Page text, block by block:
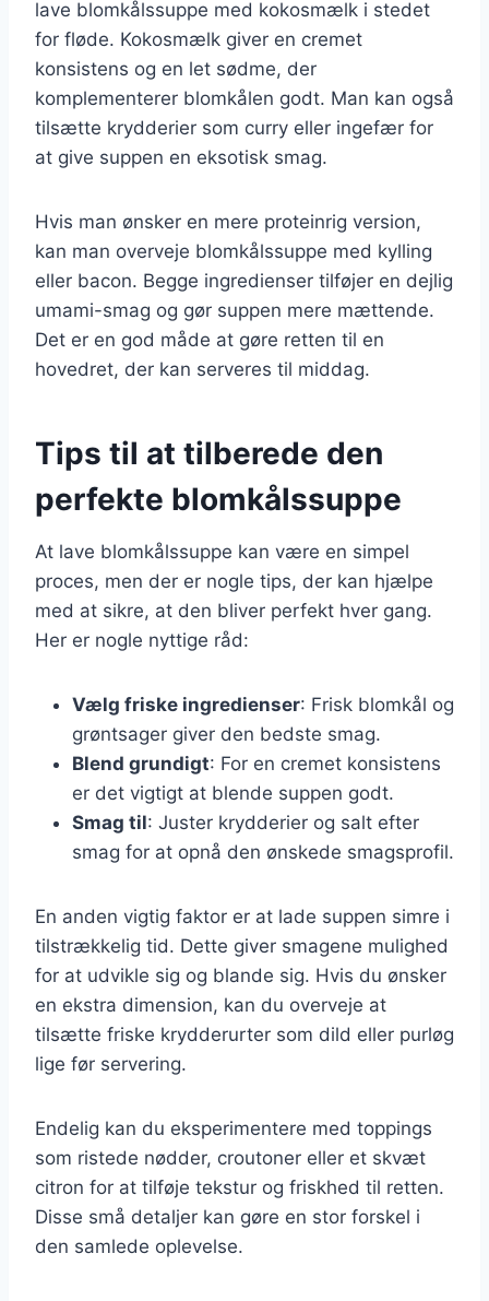
lave blomkålssuppe med kokosmælk i stedet
for fløde. Kokosmælk giver en cremet
konsistens og en let sødme, der
komplementerer blomkålen godt. Man kan også
tilsætte krydderier som curry eller ingefær for
at give suppen en eksotisk smag.
Hvis man ønsker en mere proteinrig version,
kan man overveje blomkålssuppe med kylling
eller bacon. Begge ingredienser tilføjer en dejlig
umami-smag og gør suppen mere mættende.
Det er en god måde at gøre retten til en
hovedret, der kan serveres til middag.
Tips til at tilberede den
perfekte blomkålssuppe
At lave blomkålssuppe kan være en simpel
proces, men der er nogle tips, der kan hjælpe
med at sikre, at den bliver perfekt hver gang.
Her er nogle nyttige råd:
Vælg friske ingredienser: Frisk blomkål og
grøntsager giver den bedste smag.
Blend grundigt: For en cremet konsistens
er det vigtigt at blende suppen godt.
Smag til: Juster krydderier og salt efter
smag for at opnå den ønskede smagsprofil.
En anden vigtig faktor er at lade suppen simre i
tilstrækkelig tid. Dette giver smagene mulighed
for at udvikle sig og blande sig. Hvis du ønsker
en ekstra dimension, kan du overveje at
tilsætte friske krydderurter som dild eller purløg
lige før servering.
Endelig kan du eksperimentere med toppings
som ristede nødder, croutoner eller et skvæt
citron for at tilføje tekstur og friskhed til retten.
Disse små detaljer kan gøre en stor forskel i
den samlede oplevelse.